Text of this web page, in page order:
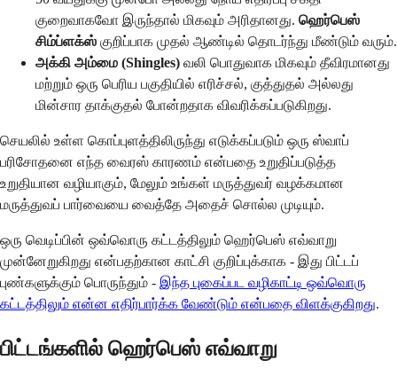
குறைவாகவோ இருந்தால் மிகவும் அரிதானது. ஹெர்பெஸ்
சிம்ப்ளக்ஸ் குறிப்பாக முதல் ஆண்டில் தொடர்ந்து மீண்டும் வரும்.
அக்கி அம்மை (Shingles) வலி பொதுவாக மிகவும் தீவிரமானது
மற்றும் ஒரு பெரிய பகுதியில் எரிச்சல், குத்துதல் அல்லது
மின்சார தாக்குதல் போன்றதாக விவரிக்கப்படுகிறது.
செயலில் உள்ள கொப்புளத்திலிருந்து எடுக்கப்படும் ஒரு ஸ்வாப்
பரிசோதனை எந்த வைரஸ் காரணம் என்பதை உறுதிப்படுத்த
உறுதியான வழியாகும், மேலும் உங்கள் மருத்துவர் வழக்கமான
மருத்துவப் பார்வையை வைத்தே அதைச் சொல்ல முடியும்.
ஒரு வெடிப்பின் ஒவ்வொரு கட்டத்திலும் ஹெர்பெஸ் எவ்வாறு
முன்னேறுகிறது என்பதற்கான காட்சி குறிப்புக்காக - இது பிட்டப்
புண்களுக்கும் பொருந்தும் - இந்த புகைப்பட வழிகாட்டி ஒவ்வொரு
கட்டத்திலும் என்ன எதிர்பார்க்க வேண்டும் என்பதை விளக்குகிறது.
பிட்டங்களில் ஹெர்பெஸ் எவ்வாறு